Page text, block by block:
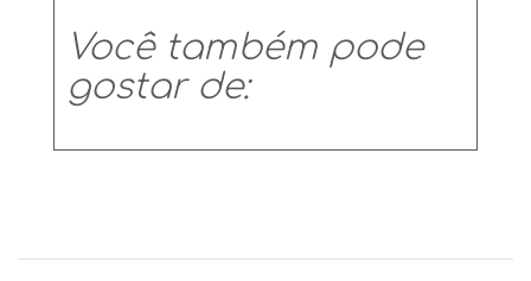
Você também pode
gostar de: